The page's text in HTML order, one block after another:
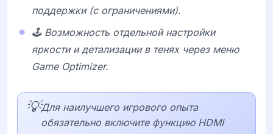
поддержки (с ограничениями).
🕹️ Возможность отдельной настройки
яркости и детализации в тенях через меню
Game Optimizer.
💡Для наилучшего игрового опыта
обязательно включите функцию HDMI